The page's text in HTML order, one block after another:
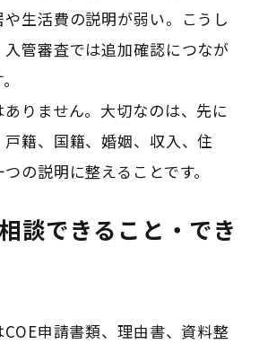
生活費の説明が弱い。こうし
管審査では追加確認につなが
りません。大切なのは、先に
籍、国籍、婚姻、収入、住
の説明に整えることです。
談できること・でき
申請書類、理由書、資料整